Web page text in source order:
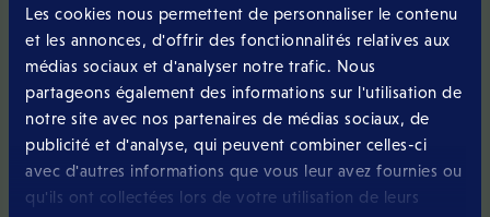
Les cookies nous permettent de personnaliser le contenu
et les annonces, d'offrir des fonctionnalités relatives aux
médias sociaux et d'analyser notre trafic. Nous
partageons également des informations sur l'utilisation de
notre site avec nos partenaires de médias sociaux, de
publicité et d'analyse, qui peuvent combiner celles-ci
avec d'autres informations que vous leur avez fournies ou
qu'ils ont collectées lors de votre utilisation de leurs
Eltrona célèbre une Saint-Valentin
incontournable au Luxembourg
Eltrona et CD PUB ont fait vibrer tout le Luxembourg avec le GiGA
LOVE ce vendredi 13 février 2026 !
Lire la suite